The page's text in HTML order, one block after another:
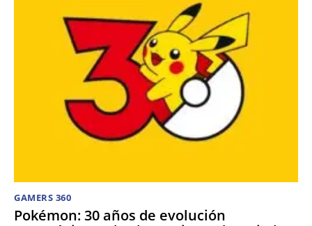
GAMERS 360
Pokémon: 30 años de evolución